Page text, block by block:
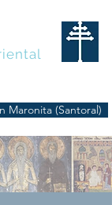
Maronita (Santoral)